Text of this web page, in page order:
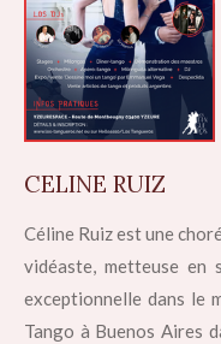
CELINE RUIZ
Céline Ruiz est une
vidéaste, metteuse en
exceptionnelle dans le
Tango à Buenos Aires